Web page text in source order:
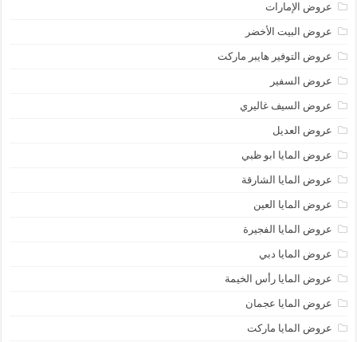
عروض الإمارات
عروض البيت الأخضر
عروض التوفير هايبر ماركت
عروض السفير
عروض السيف غاليري
عروض العديل
عروض المايا ابو ظبي
عروض المايا الشارقة
عروض المايا العين
عروض المايا الفجيرة
عروض المايا دبي
عروض المايا رأس الخيمة
عروض المايا عجمان
عروض المايا ماركت